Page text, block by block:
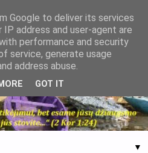
▼
Google to deliver its services
address and user-agent are
performance and security
service, generate usage
address abuse.
GOT IT